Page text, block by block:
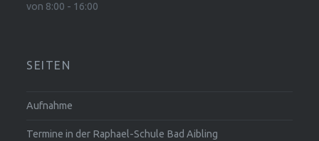
von 8:00 - 16:00
SEITEN
Aufnahme
Termine in der Raphael-Schule Bad Aibling